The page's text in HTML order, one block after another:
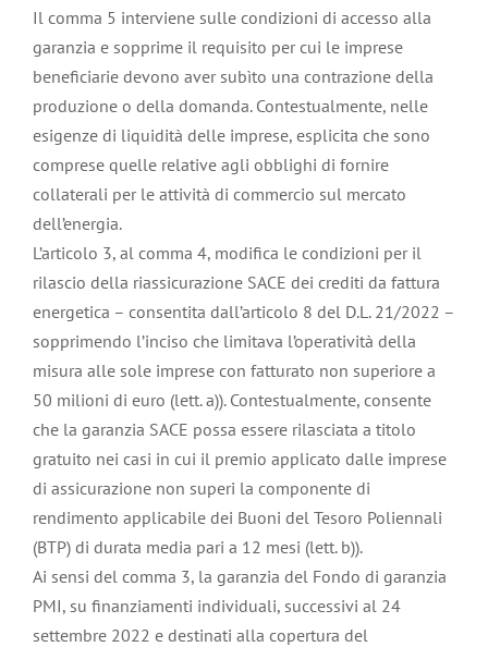
Il comma 5 interviene sulle condizioni di accesso alla
garanzia e sopprime il requisito per cui le imprese
beneficiarie devono aver subìto una contrazione della
produzione o della domanda. Contestualmente, nelle
esigenze di liquidità delle imprese, esplicita che sono
comprese quelle relative agli obblighi di fornire
collaterali per le attività di commercio sul mercato
dell’energia.
L’articolo 3, al comma 4, modifica le condizioni per il
rilascio della riassicurazione SACE dei crediti da fattura
energetica – consentita dall’articolo 8 del D.L. 21/2022 –
sopprimendo l’inciso che limitava l’operatività della
misura alle sole imprese con fatturato non superiore a
50 milioni di euro (lett. a)). Contestualmente, consente
che la garanzia SACE possa essere rilasciata a titolo
gratuito nei casi in cui il premio applicato dalle imprese
di assicurazione non superi la componente di
rendimento applicabile dei Buoni del Tesoro Poliennali
(BTP) di durata media pari a 12 mesi (lett. b)).
Ai sensi del comma 3, la garanzia del Fondo di garanzia
PMI, su finanziamenti individuali, successivi al 24
settembre 2022 e destinati alla copertura del